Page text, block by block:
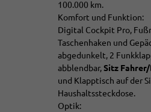
100.000 km.
Komfort und Funktion:
Digital Cockpit Pro,
Taschenhaken und
abgedunkelt, 2
abblendbar,Sitz
und Klapptisch auf der
Haushaltssteckdose.
Optik: